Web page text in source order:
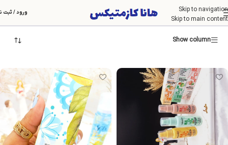
Skip to navigation
Skip to main content
ورود / ثبت لوازم آرایشی
Show column